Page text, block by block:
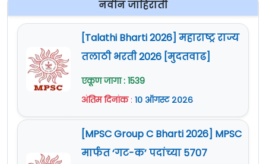
७
लिपिक - शाखा बँकिंग /Clerk
- Branch Banking
०७
Eligibility Criteria For Indrayani Co-Op Bank
Pune
शुल्क :शुल्क नाही
वेतनमान (Pay Scale) :
नियमानुसार.
नवीन जाहिराती
[Talathi Bharti 2026] महाराष्ट्र राज्य
तलाठी भरती 2026 [मुदतवाढ]
एकूण जागा : 1539
अंतिम दिनांक: १० ऑगस्ट २०२६
[MPSC Group C Bharti 2026] MPSC
मार्फत ‘गट-क’ पदांच्या 5707